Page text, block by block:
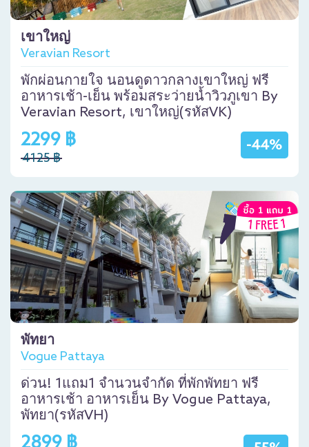
เขาใหญ่
Veravian Resort
พักผ่อนกายใจ นอนดูดาวกลางเขาใหญ่ ฟรี
อาหารเช้า-เย็น พร้อมสระว่ายน้ำวิวภูเขา By
Veravian Resort, เขาใหญ่(รหัสVK)
-44%
2299 ฿
4125 ฿
พัทยา
Vogue Pattaya
ด่วน! 1แถม1 จำนวนจำกัด ที่พักพัทยา ฟรี
อาหารเช้า อาหารเย็น By Vogue Pattaya,
พัทยา(รหัสVH)